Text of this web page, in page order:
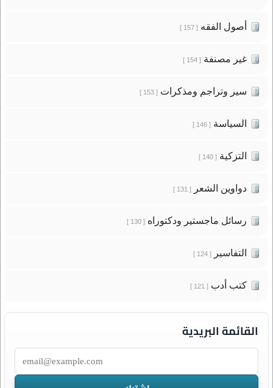
أصول الفقه[ 157 ]
غير مصنفة[ 154 ]
سير وتراجم ومذكرات[ 153 ]
السياسة[ 146 ]
التزكية[ 140 ]
دواوين الشعر[ 131 ]
رسائل ماجستير ودكتوراه[ 130 ]
التفاسير[ 124 ]
كتب أدب[ 121 ]
القائمة البريدية